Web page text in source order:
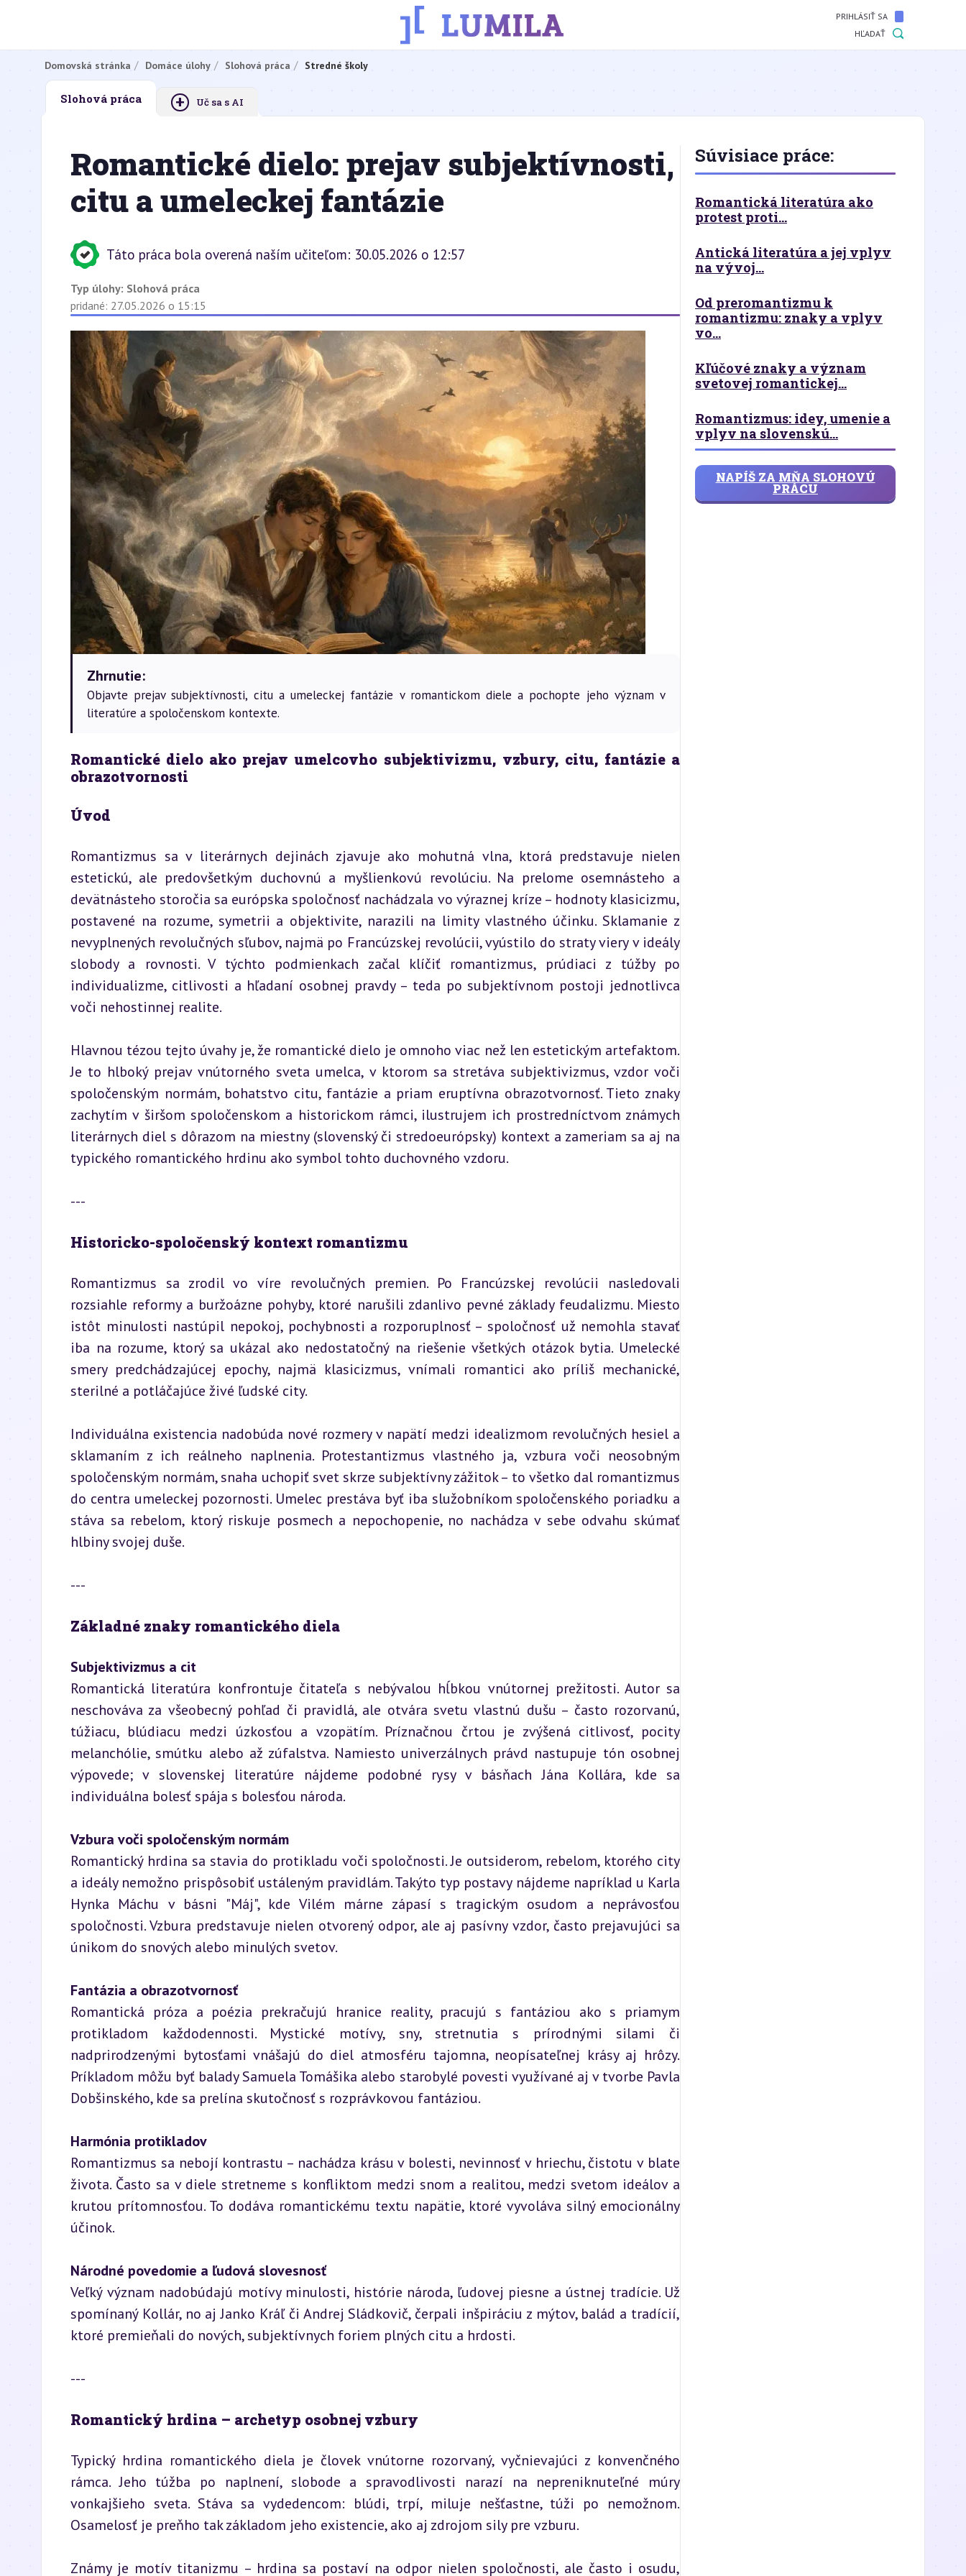
PRIHLÁSIŤ SA
HĽADAŤ
Domovská stránka Domáce úlohy Slohová práca Stredné školy
Slohová práca + Uč sa s AI
Romantické dielo: prejav subjektívnosti,
citu a umeleckej fantázie
Táto práca bola overená naším učiteľom: 30.05.2026 o 12:57
Typ úlohy: Slohová práca
pridané: 27.05.2026 o 15:15
Zhrnutie:
Objavte prejav subjektívnosti, citu a umeleckej fantázie v romantickom diele a pochopte jeho význam v
literatúre a spoločenskom kontexte.
Romantické dielo ako prejav umelcovho subjektivizmu, vzbury, citu, fantázie a
obrazotvornosti
Úvod
Romantizmus sa v literárnych dejinách zjavuje ako mohutná vlna, ktorá predstavuje nielen
estetickú, ale predovšetkým duchovnú a myšlienkovú revolúciu. Na prelome osemnásteho a
devätnásteho storočia sa európska spoločnosť nachádzala vo výraznej kríze – hodnoty klasicizmu,
postavené na rozume, symetrii a objektivite, narazili na limity vlastného účinku. Sklamanie z
nevyplnených revolučných sľubov, najmä po Francúzskej revolúcii, vyústilo do straty viery v ideály
slobody a rovnosti. V týchto podmienkach začal klíčiť romantizmus, prúdiaci z túžby po
individualizme, citlivosti a hľadaní osobnej pravdy – teda po subjektívnom postoji jednotlivca
voči nehostinnej realite.
Hlavnou tézou tejto úvahy je, že romantické dielo je omnoho viac než len estetickým artefaktom.
Je to hlboký prejav vnútorného sveta umelca, v ktorom sa stretáva subjektivizmus, vzdor voči
spoločenským normám, bohatstvo citu, fantázie a priam eruptívna obrazotvornosť. Tieto znaky
zachytím v širšom spoločenskom a historickom rámci, ilustrujem ich prostredníctvom známych
literárnych diel s dôrazom na miestny (slovenský či stredoeurópsky) kontext a zameriam sa aj na
typického romantického hrdinu ako symbol tohto duchovného vzdoru.
---
Historicko-spoločenský kontext romantizmu
Romantizmus sa zrodil vo víre revolučných premien. Po Francúzskej revolúcii nasledovali
rozsiahle reformy a buržoázne pohyby, ktoré narušili zdanlivo pevné základy feudalizmu. Miesto
istôt minulosti nastúpil nepokoj, pochybnosti a rozporuplnosť – spoločnosť už nemohla stavať
iba na rozume, ktorý sa ukázal ako nedostatočný na riešenie všetkých otázok bytia. Umelecké
smery predchádzajúcej epochy, najmä klasicizmus, vnímali romantici ako príliš mechanické,
sterilné a potláčajúce živé ľudské city.
Individuálna existencia nadobúda nové rozmery v napätí medzi idealizmom revolučných hesiel a
sklamaním z ich reálneho naplnenia. Protestantizmus vlastného ja, vzbura voči neosobným
spoločenským normám, snaha uchopiť svet skrze subjektívny zážitok – to všetko dal romantizmus
do centra umeleckej pozornosti. Umelec prestáva byť iba služobníkom spoločenského poriadku a
stáva sa rebelom, ktorý riskuje posmech a nepochopenie, no nachádza v sebe odvahu skúmať
hlbiny svojej duše.
---
Základné znaky romantického diela
Subjektivizmus a cit
Romantická literatúra konfrontuje čitateľa s nebývalou hĺbkou vnútornej prežitosti. Autor sa
neschováva za všeobecný pohľad či pravidlá, ale otvára svetu vlastnú dušu – často rozorvanú,
túžiacu, blúdiacu medzi úzkosťou a vzopätím. Príznačnou črtou je zvýšená citlivosť, pocity
melanchólie, smútku alebo až zúfalstva. Namiesto univerzálnych právd nastupuje tón osobnej
výpovede; v slovenskej literatúre nájdeme podobné rysy v básňach Jána Kollára, kde sa
individuálna bolesť spája s bolesťou národa.
Vzbura voči spoločenským normám
Romantický hrdina sa stavia do protikladu voči spoločnosti. Je outsiderom, rebelom, ktorého city
a ideály nemožno prispôsobiť ustáleným pravidlám. Takýto typ postavy nájdeme napríklad u Karla
Hynka Máchu v básni "Máj", kde Vilém márne zápasí s tragickým osudom a neprávosťou
spoločnosti. Vzbura predstavuje nielen otvorený odpor, ale aj pasívny vzdor, často prejavujúci sa
únikom do snových alebo minulých svetov.
Fantázia a obrazotvornosť
Romantická próza a poézia prekračujú hranice reality, pracujú s fantáziou ako s priamym
protikladom každodennosti. Mystické motívy, sny, stretnutia s prírodnými silami či
nadprirodzenými bytosťami vnášajú do diel atmosféru tajomna, neopísateľnej krásy aj hrôzy.
Príkladom môžu byť balady Samuela Tomášika alebo starobylé povesti využívané aj v tvorbe Pavla
Dobšinského, kde sa prelína skutočnosť s rozprávkovou fantáziou.
Harmónia protikladov
Romantizmus sa nebojí kontrastu – nachádza krásu v bolesti, nevinnosť v hriechu, čistotu v blate
života. Často sa v diele stretneme s konfliktom medzi snom a realitou, medzi svetom ideálov a
krutou prítomnosťou. To dodáva romantickému textu napätie, ktoré vyvoláva silný emocionálny
účinok.
Národné povedomie a ľudová slovesnosť
Veľký význam nadobúdajú motívy minulosti, histórie národa, ľudovej piesne a ústnej tradície. Už
spomínaný Kollár, no aj Janko Kráľ či Andrej Sládkovič, čerpali inšpiráciu z mýtov, balád a tradícií,
ktoré premieňali do nových, subjektívnych foriem plných citu a hrdosti.
---
Romantický hrdina – archetyp osobnej vzbury
Typický hrdina romantického diela je človek vnútorne rozorvaný, vyčnievajúci z konvenčného
rámca. Jeho túžba po naplnení, slobode a spravodlivosti narazí na nepreniknuteľné múry
vonkajšieho sveta. Stáva sa vydedencom: blúdi, trpí, miluje nešťastne, túži po nemožnom.
Osamelosť je preňho tak základom jeho existencie, ako aj zdrojom sily pre vzburu.
Známy je motív titanizmu – hrdina sa postaví na odpor nielen spoločnosti, ale často i osudu,
Súvisiace práce:
Romantická literatúra ako
protest proti...
Antická literatúra a jej vplyv
na vývoj...
Od preromantizmu k
romantizmu: znaky a vplyv
vo...
Kľúčové znaky a význam
svetovej romantickej...
Romantizmus: idey, umenie a
vplyv na slovenskú...
NAPÍŠ ZA MŇA SLOHOVÚ
PRÁCU